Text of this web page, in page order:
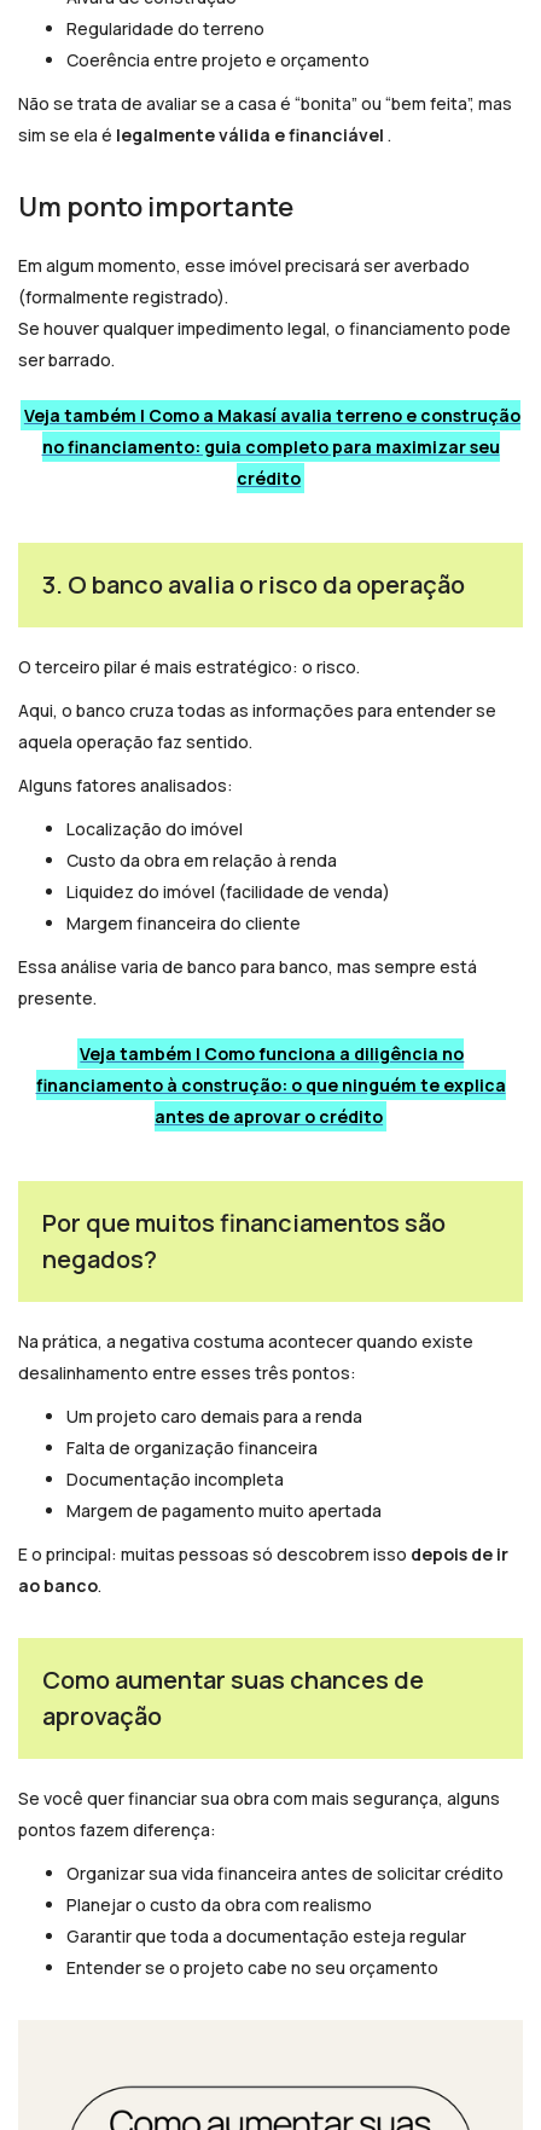
Regularidade do terreno
Coerência entre projeto e orçamento
Não se trata de avaliar se a casa é “bonita” ou “bem feita”, mas
sim se ela é legalmente válida e financiável .
Um ponto importante
Em algum momento, esse imóvel precisará ser averbado
(formalmente registrado).
Se houver qualquer impedimento legal, o financiamento pode
ser barrado.
Veja também | Como a Makasí avalia terreno e construção
no financiamento: guia completo para maximizar seu
crédito
3. O banco avalia o risco da operação
O terceiro pilar é mais estratégico: o risco.
Aqui, o banco cruza todas as informações para entender se
aquela operação faz sentido.
Alguns fatores analisados:
Localização do imóvel
Custo da obra em relação à renda
Liquidez do imóvel (facilidade de venda)
Margem financeira do cliente
Essa análise varia de banco para banco, mas sempre está
presente.
Veja também | Como funciona a diligência no
financiamento à construção: o que ninguém te explica
antes de aprovar o crédito
Por que muitos financiamentos são
negados?
Na prática, a negativa costuma acontecer quando existe
desalinhamento entre esses três pontos:
Um projeto caro demais para a renda
Falta de organização financeira
Documentação incompleta
Margem de pagamento muito apertada
E o principal: muitas pessoas só descobrem isso depois de ir
ao banco.
Como aumentar suas chances de
aprovação
Se você quer financiar sua obra com mais segurança, alguns
pontos fazem diferença:
Organizar sua vida financeira antes de solicitar crédito
Planejar o custo da obra com realismo
Garantir que toda a documentação esteja regular
Entender se o projeto cabe no seu orçamento